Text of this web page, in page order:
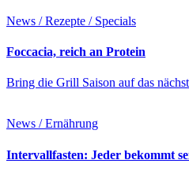
News / Rezepte / Specials
Foccacia, reich an Protein
Bring die Grill Saison auf das
News / Ernährung
Intervallfasten: Jeder bekommt